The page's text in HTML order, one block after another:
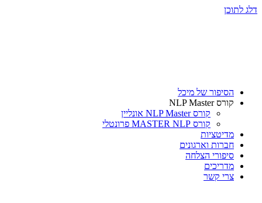
דלג לתוכן
הסיפור של מיכל
קורס NLP Master
קורס NLP Master אונליין
קורס MASTER NLP פרונטלי
מדיטציות
חברות וארגונים
סיפורי הצלחה
מדריכים
צרי קשר